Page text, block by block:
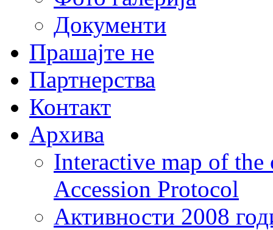
Документи
Прашајте не
Партнерства
Контакт
Архива
Interactive map of
Accession Protocol
Активности 2008